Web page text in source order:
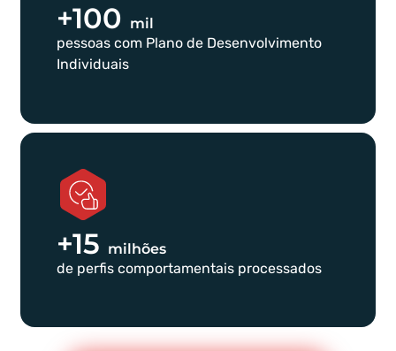
+100 mil
pessoas com Plano de Desenvolvimento
Individuais
+15 milhões
de perfis comportamentais processados